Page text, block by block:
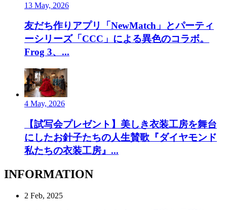
13 May, 2026
友だち作りアプリ「NewMatch」とパーティ
ーシリーズ「CCC」による異色のコラボ。
Frog 3、...
4 May, 2026
【試写会プレゼント】美しき衣装工房を舞台
にしたお針子たちの人生賛歌『ダイヤモンド
私たちの衣装工房』...
INFORMATION
2 Feb, 2025